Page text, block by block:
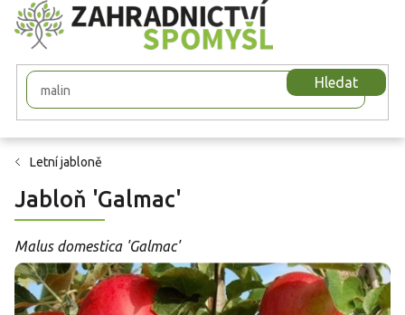
Přejít
na
obsah
Hledat
Letní jabloně
Jabloň 'Galmac'
Malus domestica 'Galmac'